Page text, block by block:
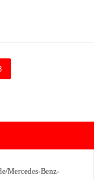
Mercedes-Benz-